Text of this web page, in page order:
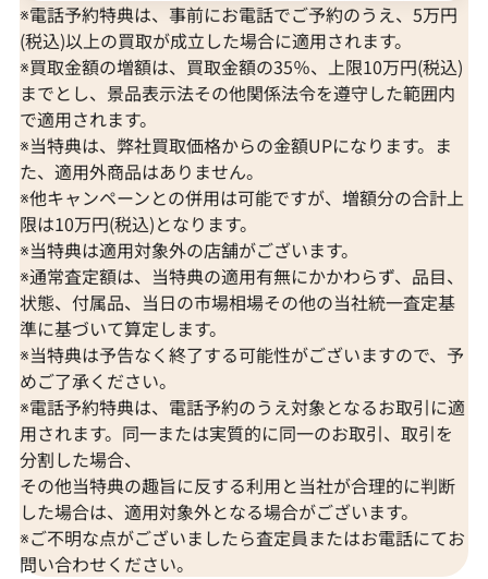
※電話予約特典は、事前にお電話でご予約のうえ、5万円
(税込)以上の買取が成立した場合に適用されます。
※買取金額の増額は、買取金額の35％、上限10万円(税込)
までとし、景品表示法その他関係法令を遵守した範囲内
で適用されます。
※当特典は、弊社買取価格からの金額UPになります。ま
た、適用外商品はありません。
※他キャンペーンとの併用は可能ですが、増額分の合計上
限は10万円(税込)となります。
※当特典は適用対象外の店舗がございます。
※通常査定額は、当特典の適用有無にかかわらず、品目、
状態、付属品、当日の市場相場その他の当社統一査定基
準に基づいて算定します。
※当特典は予告なく終了する可能性がございますので、予
めご了承ください。
※電話予約特典は、電話予約のうえ対象となるお取引に適
用されます。同一または実質的に同一のお取引、取引を
分割した場合、
その他当特典の趣旨に反する利用と当社が合理的に判断
した場合は、適用対象外となる場合がございます。
※ご不明な点がございましたら査定員またはお電話にてお
問い合わせください。